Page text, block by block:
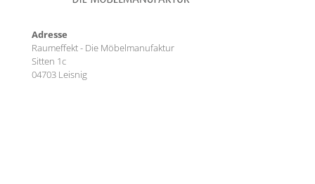
Adresse
Raumeffekt - Die Möbelmanufaktur
Sitten 1c
04703 Leisnig